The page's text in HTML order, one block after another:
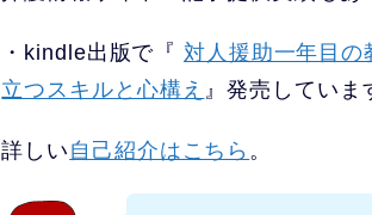
・kindle出版で『 対人援助一年目
立つスキルと心構え 』発売していま
詳しい 自己紹介はこちら 。